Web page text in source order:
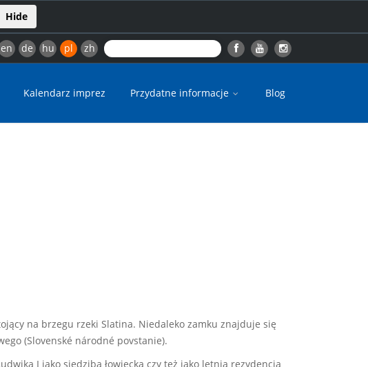
Hide
en de hu pl zh
Kalendarz imprez Przydatne informacje Blog
na brzegu rzeki Slatina. Niedaleko zamku znajduje się
(Slovenské národné povstanie).
I jako siedziba łowiecka czy też jako letnia rezydencja